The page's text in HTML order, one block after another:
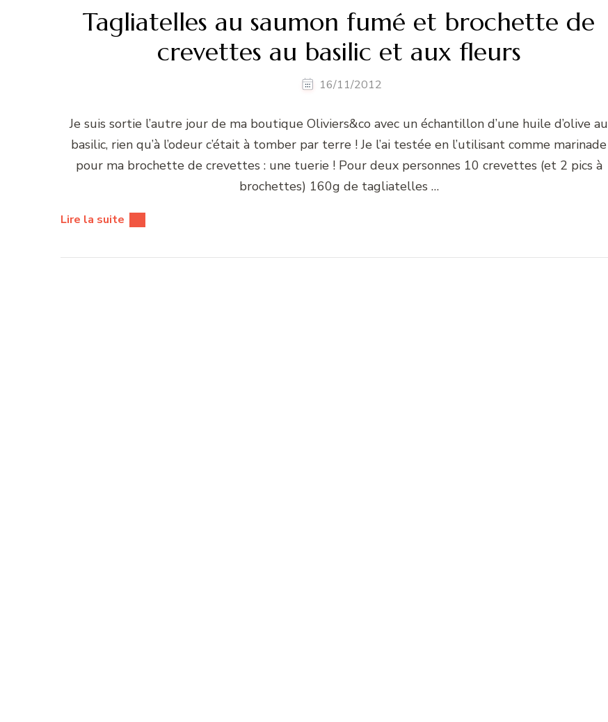
Tagliatelles au saumon fumé et brochette de
crevettes au basilic et aux fleurs
16/11/2012
Je suis sortie l’autre jour de ma boutique Oliviers&co avec un échantillon d’une huile d’olive au
basilic, rien qu’à l’odeur c’était à tomber par terre ! Je l’ai testée en l’utilisant comme marinade
pour ma brochette de crevettes : une tuerie ! Pour deux personnes 10 crevettes (et 2 pics à
brochettes) 160g de tagliatelles …
Lire la suite